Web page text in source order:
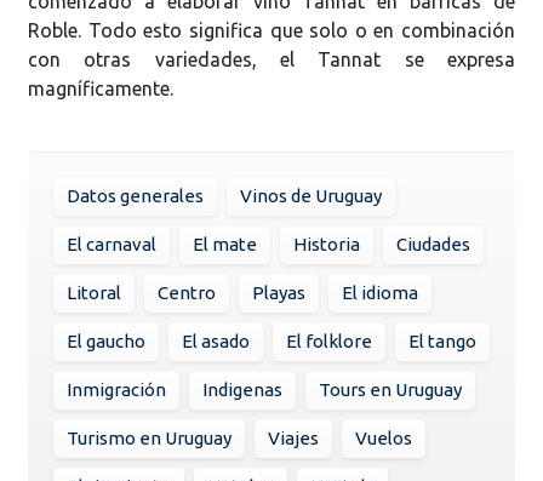
Roble. Todo esto significa que solo o en combinación
con otras variedades, el Tannat se expresa
magníficamente.
Datos generales Vinos de Uruguay
El carnaval El mate Historia Ciudades
Litoral Centro Playas El idioma
El gaucho El asado El folklore El tango
Inmigración Indigenas Tours en Uruguay
Turismo en Uruguay Viajes Vuelos